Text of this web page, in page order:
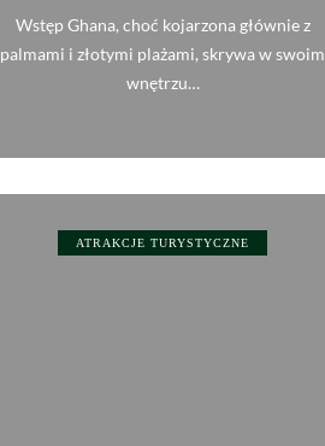
Wstęp Ghana, choć kojarzona głównie z
palmami i złotymi plażami, skrywa w swoim
wnętrzu…
ATRAKCJE TURYSTYCZNE